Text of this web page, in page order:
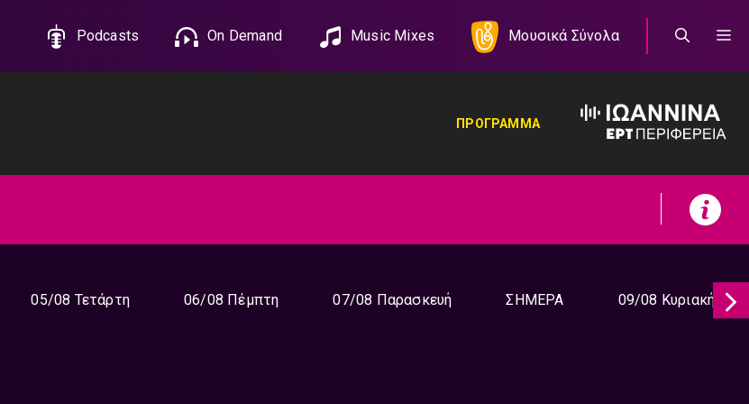
Podcasts On Demand Music Mixes Μουσικά Σύνολα
ΠΡΟΓΡΑΜΜΑ
05/08 Τετάρτη 06/08 Πέμπτη 07/08 Παρασκευή ΣΗΜΕΡΑ 09/08 Κυριακή